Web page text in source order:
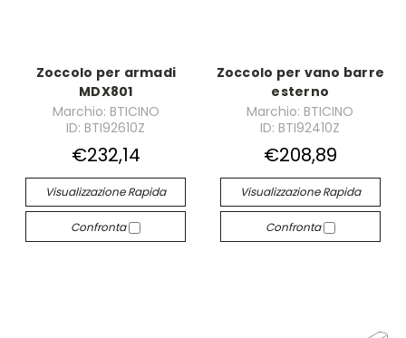
Zoccolo per armadi
MDX801
Marchio: BTICINO
ID: BTI92610Z
€232,14
Visualizzazione Rapida
Confronta
Zoccolo per vano barre
esterno
Marchio: BTICINO
ID: BTI92410Z
€208,89
Visualizzazione Rapida
Confronta